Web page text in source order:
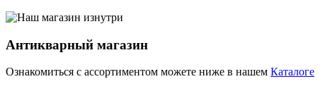
Антикварный магазин
Ознакомиться с ассортиментом можете ниже в нашем Каталоге